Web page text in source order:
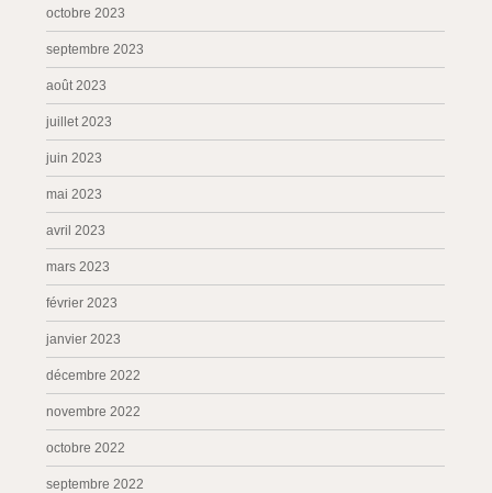
octobre 2023
septembre 2023
août 2023
juillet 2023
juin 2023
mai 2023
avril 2023
mars 2023
février 2023
janvier 2023
décembre 2022
novembre 2022
octobre 2022
septembre 2022